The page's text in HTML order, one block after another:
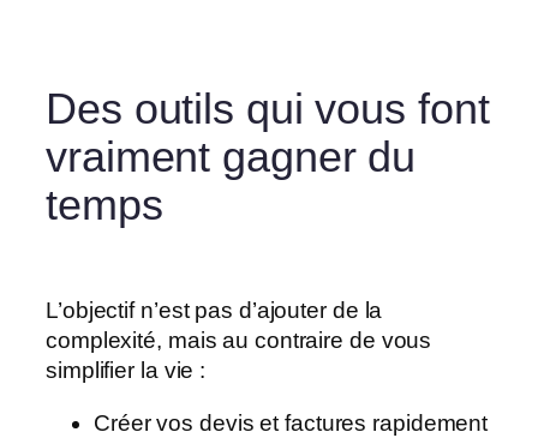
Des outils qui vous font
vraiment gagner du
temps
L’objectif n’est pas d’ajouter de la
complexité, mais au contraire de vous
simplifier la vie :
Créer vos devis et factures rapidement